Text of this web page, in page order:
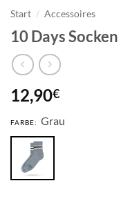
Start / Accessoires
10 Days Socken
12,90€
FARBE: Grau